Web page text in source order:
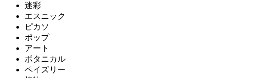
迷彩
エスニック
ピカソ
ポップ
アート
ボタニカル
ペイズリー